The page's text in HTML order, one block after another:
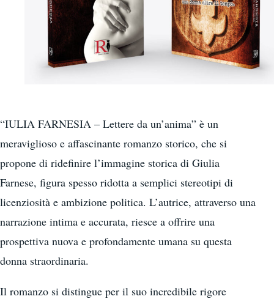
“IULIA FARNESIA – Lettere da un’anima” è un
meraviglioso e affascinante romanzo storico, che si
propone di ridefinire l’immagine storica di Giulia
Farnese, figura spesso ridotta a semplici stereotipi di
licenziosità e ambizione politica. L’autrice, attraverso una
narrazione intima e accurata, riesce a offrire una
prospettiva nuova e profondamente umana su questa
donna straordinaria.
Il romanzo si distingue per il suo incredibile rigore